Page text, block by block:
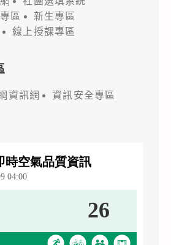
區
新生專區
線上授課專區
資訊網
資訊安全專區